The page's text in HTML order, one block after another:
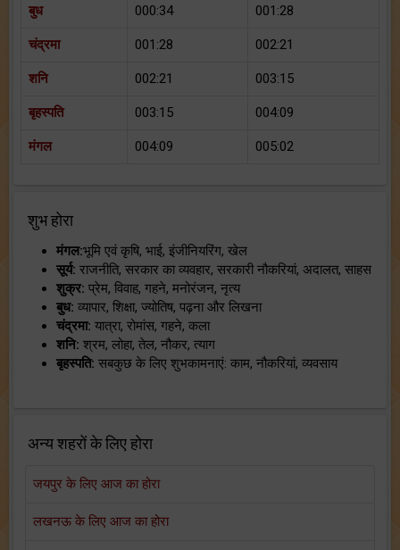
बुध 000:34 001:28
चंद्रमा 001:28 002:21
शनि 002:21 003:15
बृहस्पति 003:15 004:09
मंगल 004:09 005:02
शुभ होरा
मंगल:भूमि एवं कृषि, भाई, इंजीनियरिंग, खेल
सूर्य: राजनीति, सरकार का व्यवहार, सरकारी नौकरियां, अदालत, साहस
शुक्र: प्रेम, विवाह, गहने, मनोरंजन, नृत्य
बुध: व्यापार, शिक्षा, ज्योतिष, पढ़ना और लिखना
चंद्रमा: यात्रा, रोमांस, गहने, कला
शनि: श्रम, लोहा, तेल, नौकर, त्याग
बृहस्पति: सबकुछ के लिए शुभकामनाएं: काम, नौकरियां, व्यवसाय
अन्य शहरों के लिए होरा
जयपुर के लिए आज का होरा
लखनऊ के लिए आज का होरा